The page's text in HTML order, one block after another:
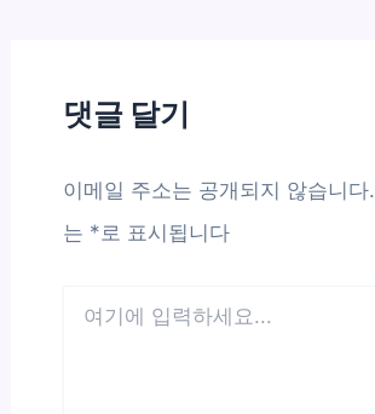
댓글 달기
이메일 주소는 공개되지 않습니다.
는 *로 표시됩니다